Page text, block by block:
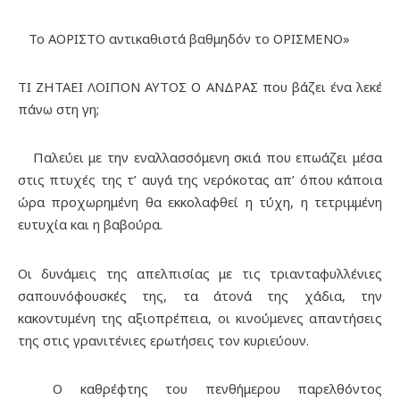
Το ΑΟΡΙΣΤΟ αντικαθιστά βαθμηδόν το ΟΡΙΣΜΕΝΟ»
ΤΙ ΖΗΤΑΕΙ ΛΟΙΠΟΝ ΑΥΤΟΣ Ο ΑΝΔΡΑΣ που βάζει ένα λεκέ
πάνω στη γη;
Παλεύει με την εναλλασσόμενη σκιά που επωάζει μέσα
στις πτυχές της τ’ αυγά της νερόκοτας απ’ όπου κάποια
ώρα προχωρημένη θα εκκολαφθεί η τύχη, η τετριμμένη
ευτυχία και η βαβούρα.
Οι δυνάμεις της απελπισίας με τις τριανταφυλλένιες
σαπουνόφουσκές της, τα άτονά της χάδια, την
κακοντυμένη της αξιοπρέπεια, οι κινούμενες απαντήσεις
της στις γρανιτένιες ερωτήσεις τον κυριεύουν.
Ο καθρέφτης του πενθήμερου παρελθόντος